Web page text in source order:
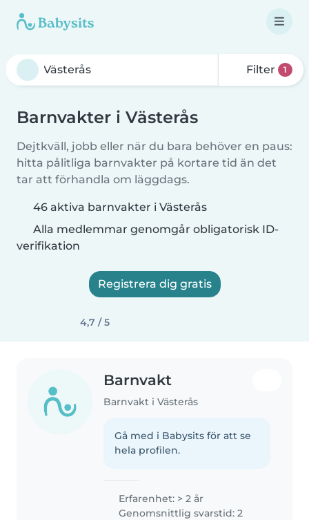
Filter 1
Barnvakter i Västerås
Dejtkväll, jobb eller när du bara behöver en paus:
hitta pålitliga barnvakter på kortare tid än det
tar att förhandla om läggdags.
46 aktiva barnvakter i Västerås
Alla medlemmar genomgår obligatorisk ID-
verifikation
Registrera dig gratis
4,7 / 5
Barnvakt
Barnvakt i Västerås
Gå med i Babysits för att se
hela profilen.
Erfarenhet: > 2 år
Genomsnittlig svarstid: 2